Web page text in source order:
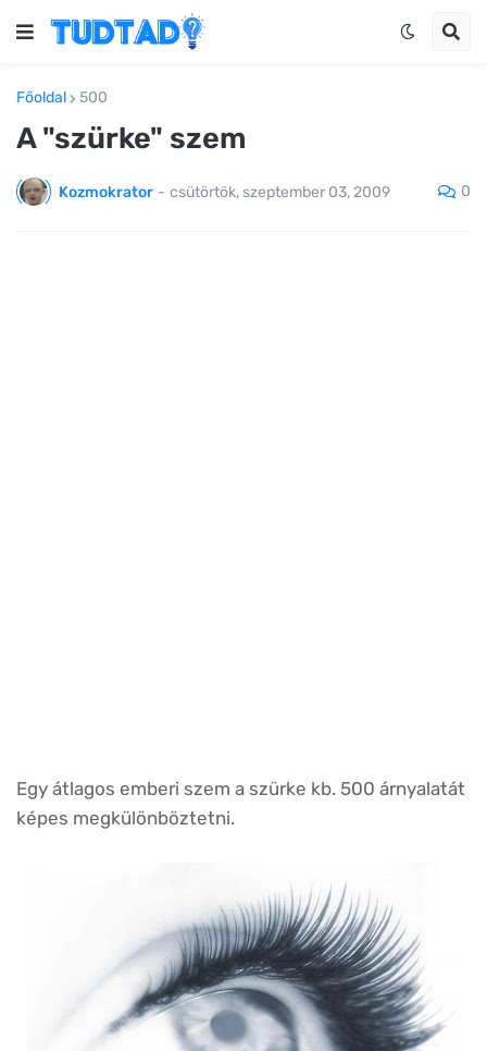
Főoldal 500
A "szürke" szem
Kozmokrator - csütörtök, szeptember 03, 2009 0
Egy átlagos emberi szem a szürke kb. 500 árnyalatát
képes megkülönböztetni.